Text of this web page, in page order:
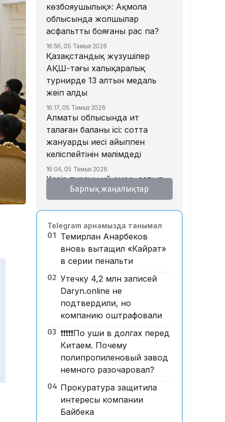
көзбояушылық»: Ақмола
облысында жолшылар
асфальтты бояғаны рас па?
16:56, 05 Тамыз 2026
Қазақстандық жүзушілер
АҚШ-тағы халықаралық
турнирде 13 алтын медаль
жеңіп алды
16:17, 05 Тамыз 2026
Алматы облысында ит
талаған баланың ісі: сотта
жануардың иесі айыппен
келіспейтінін мәлімдеді
16:04, 05 Тамыз 2026
Қазір тұрғын үй емес, сатып
алушы тапшы – қаржыгер
құрсақ ана туралы не білеміз?
15:15, 05 Тамыз 2026
Дастан Сәтпаевтың
«Челсидегі» дебюттік голы
үздік деп танылды
14:32, 05 Тамыз 2026
Құлсарылықтар көпқабатты
тұрғын үйлерде жылан пайда
болғанын айтып, дабыл
қағуда
14:24, 05 Тамыз 2026
Түсім өсіп, пайда жоғалған.
Air Astana НЕГЕ 21 млн
доллар шығынға батты?
Барлық жаңалықтар
Telegram арнамызда танымал
01 Темирлан Анарбеков
вновь вытащил «Кайрат»
в серии пенальти
02 Утечку 4,2 млн записей
Daryn.online не
подтвердили, но
компанию оштрафовали
03 ❗️❗️❗️❗️❗️По уши в долгах перед
Китаем. Почему
полипропиленовый завод
немного разочаровал?
04 Прокуратура защитила
интересы компании
Байбека